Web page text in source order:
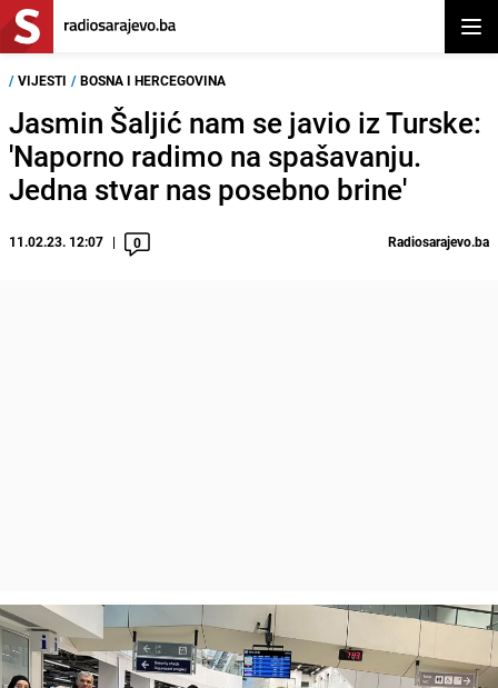
/ VIJESTI / BOSNA I HERCEGOVINA
Jasmin Šaljić nam se javio iz Turske:
'Naporno radimo na spašavanju.
Jedna stvar nas posebno brine'
11.02.23. 12:07 0 Radiosarajevo.ba